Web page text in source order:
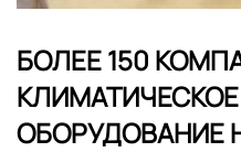
БОЛЕЕ 150
ОБОРУДОВАНИЕ